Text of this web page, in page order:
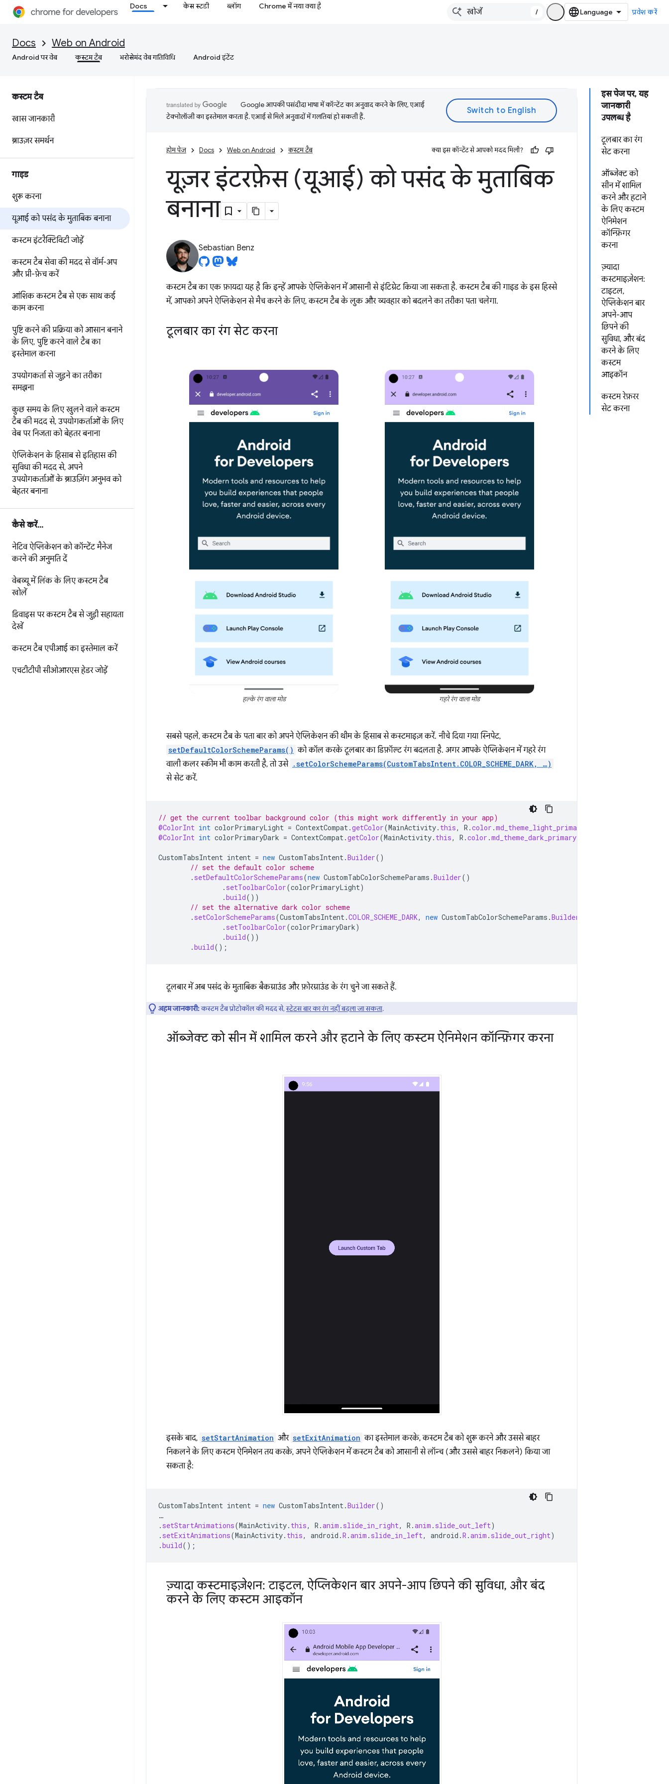
Docs केस स्टडी ब्लॉग Chrome में नया क्या है
/ प्रवेश करें
Docs Web on Android
Android पर वेब कस्‍टम टैब भरोसेमंद वेब गतिविधि Android इंटेंट
कस्‍टम टैब
खास जानकारी
ब्राउज़र समर्थन
गाइड
शुरू करना
यूआई को पसंद के मुताबिक बनाना
कस्टम इंटरैक्टिविटी जोड़ें
कस्टम टैब सेवा की मदद से वॉर्म-अप
और प्री-फ़ेच करें
आंशिक कस्टम टैब से एक साथ कई
काम करना
पुष्टि करने की प्रक्रिया को आसान बनाने
के लिए, पुष्टि करने वाले टैब का
इस्तेमाल करना
उपयोगकर्ता से जुड़ने का तरीका
समझना
कुछ समय के लिए खुलने वाले कस्टम
टैब की मदद से, उपयोगकर्ताओं के लिए
वेब पर निजता को बेहतर बनाना
ऐप्लिकेशन के हिसाब से इतिहास की
सुविधा की मदद से, अपने
उपयोगकर्ताओं के ब्राउज़िंग अनुभव को
बेहतर बनाना
कैसे करें...
नेटिव ऐप्लिकेशन को कॉन्टेंट मैनेज
करने की अनुमति दें
वेबव्यू में लिंक के लिए कस्टम टैब
खोलें
डिवाइस पर कस्टम टैब से जुड़ी सहायता
देखें
कस्टम टैब एपीआई का इस्तेमाल करें
एचटीटीपी सीओआरएस हेडर जोड़ें
इस पेज पर, यह
जानकारी
उपलब्ध है
टूलबार का रंग
सेट करना
ऑब्जेक्ट को
सीन में शामिल
करने और हटाने
के लिए कस्टम
ऐनिमेशन
कॉन्फ़िगर
करना
ज़्यादा
कस्टमाइज़ेशन:
टाइटल,
ऐप्लिकेशन बार
अपने-आप
छिपने की
सुविधा, और बंद
करने के लिए
कस्टम
आइकॉन
कस्टम रेफ़रर
सेट करना
Google आपकी पसंदीदा भाषा में कॉन्टेंट का अनुवाद करने के लिए, एआई
टेक्नोलॉजी का इस्तेमाल करता है. एआई से मिले अनुवादों में गलतियां हो सकती हैं.
होम पेज Docs Web on Android कस्‍टम टैब क्या इस कॉन्टेंट से आपको मदद मिली?
यूज़र इंटरफ़ेस (यूआई) को पसंद के मुताबिक
बनाना
Sebastian Benz
कस्टम टैब का एक फ़ायदा यह है कि इन्हें आपके ऐप्लिकेशन में आसानी से इंटिग्रेट किया जा सकता है. कस्टम टैब की गाइड के इस हिस्से
में, आपको अपने ऐप्लिकेशन से मैच करने के लिए, कस्टम टैब के लुक और व्यवहार को बदलने का तरीका पता चलेगा.
टूलबार का रंग सेट करना
हल्के रंग वाला मोड गहरे रंग वाला मोड
सबसे पहले, कस्टम टैब के पता बार को अपने ऐप्लिकेशन की थीम के हिसाब से कस्टमाइज़ करें. नीचे दिया गया स्निपेट,
setDefaultColorSchemeParams() को कॉल करके टूलबार का डिफ़ॉल्ट रंग बदलता है. अगर आपके ऐप्लिकेशन में गहरे रंग
वाली कलर स्कीम भी काम करती है, तो उसे .setColorSchemeParams(CustomTabsIntent.COLOR_SCHEME_DARK, …)
से सेट करें.
// get the current toolbar background color (this might work differently in your app)
@ColorInt int colorPrimaryLight = ContextCompat.getColor(MainActivity. this, R .color .md_theme_light_primary
@ColorInt int colorPrimaryDark = ContextCompat.getColor(MainActivity. this, R .color .md_theme_dark_primary
CustomTabsIntent intent = new CustomTabsIntent.Builder()
// set the default color scheme
. setDefaultColorSchemeParams(new CustomTabColorSchemeParams .Builder()
. setToolbarColor(colorPrimaryLight)
.build())
// set the alternative dark color scheme
. setColorSchemeParams(CustomTabsIntent.COLOR_SCHEME_DARK, new CustomTabColorSchemeParams .Builder
. setToolbarColor(colorPrimaryDark)
.build())
.build();
टूलबार में अब पसंद के मुताबिक बैकग्राउंड और फ़ोरग्राउंड के रंग चुने जा सकते हैं.
अहम जानकारी:कस्टम टैब प्रोटोकॉल की मदद से,स्टेटस बार का रंग नहीं बदला जा सकता.
ऑब्जेक्ट को सीन में शामिल करने और हटाने के लिए कस्टम ऐनिमेशन कॉन्फ़िगर करना
इसके बाद, setStartAnimation और setExitAnimation का इस्तेमाल करके, कस्टम टैब को शुरू करने और उससे बाहर
निकलने के लिए कस्टम ऐनिमेशन तय करके, अपने ऐप्लिकेशन में कस्टम टैब को आसानी से लॉन्च (और उससे बाहर निकलने) किया जा
सकता है:
CustomTabsIntent intent = new CustomTabsIntent.Builder()
…
. setStartAnimations(MainActivity. this, R .anim . slide_in_right, R .anim . slide_out_left)
. setExitAnimations(MainActivity. this, android .R .anim . slide_in_left, android .R .anim . slide_out_right)
.build();
ज़्यादा कस्टमाइज़ेशन: टाइटल, ऐप्लिकेशन बार अपने-आप छिपने की सुविधा, और बंद
करने के लिए कस्टम आइकॉन